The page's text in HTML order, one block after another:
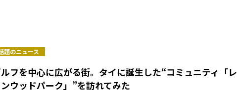
題のニュース
フを中心に広がる街。タイに誕生した“コミュニティ「レ
ウッドパーク」”を訪れてみた